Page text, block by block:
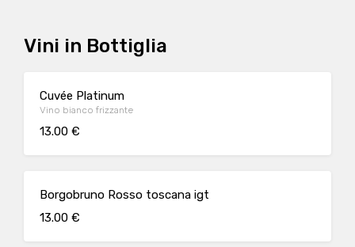
Vini in Bottiglia
Cuvée Platinum
Vino bianco frizzante
13.00 €
Borgobruno Rosso toscana igt
13.00 €